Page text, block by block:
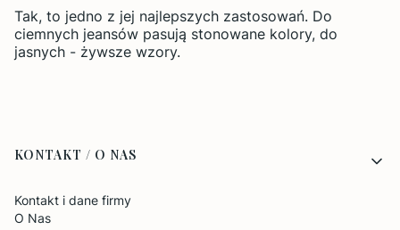
Tak, to jedno z jej najlepszych zastosowań. Do
ciemnych jeansów pasują stonowane kolory, do
jasnych - żywsze wzory.
Linki w stopce
KONTAKT / O NAS
Kontakt i dane firmy
O Nas